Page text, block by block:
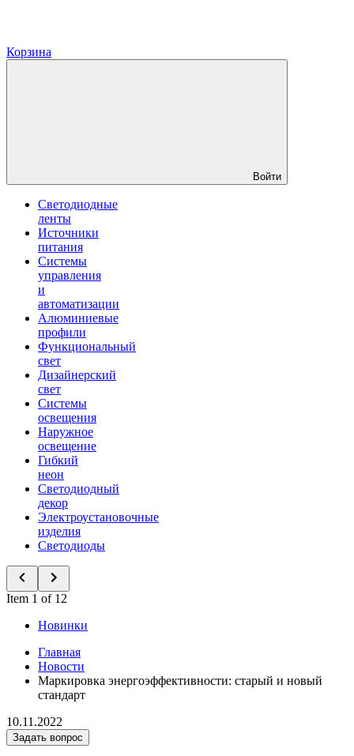
Корзина
Войти
Светодиодные
ленты
Источники
питания
Системы
управления
и
автоматизации
Алюминиевые
профили
Функциональный
свет
Дизайнерский
свет
Системы
освещения
Наружное
освещение
Гибкий
неон
Светодиодный
декор
Электроустановочные
изделия
Светодиоды
Item 1 of 12
Новинки
Главная
Новости
Маркировка энергоэффективности: старый и новый
стандарт
10.11.2022
Задать вопрос